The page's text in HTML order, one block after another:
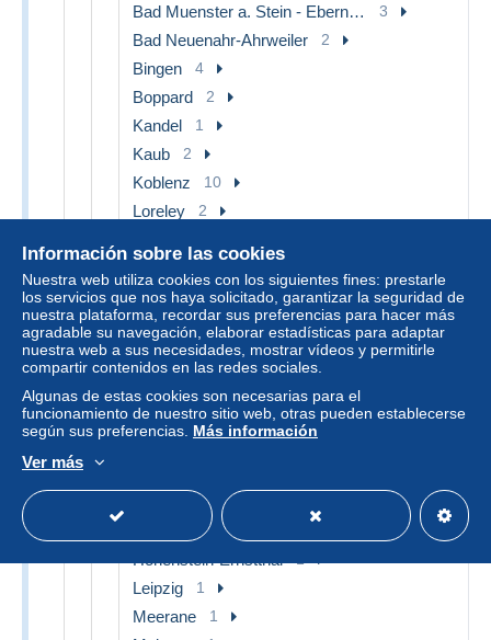
Bad Muenster a. Stein - Ebernburg 3
Bad Neuenahr-Ahrweiler 2
Bingen 4
Boppard 2
Kandel 1
Kaub 2
Koblenz 10
Loreley 2
Otros & sin clasificación 3
Sajonia 43
Altenberg 2
Bad Elster
Bad Schandau 3
Dippoldiswalde
12
Hohenstein-Ernstthal
Leipzig 1
Meerane 1
Información sobre las cookies
Nuestra web utiliza cookies con los siguientes fines: prestarle
los servicios que nos haya solicitado, garantizar la seguridad de
nuestra plataforma, recordar sus preferencias para hacer más
agradable su navegación, elaborar estadísticas para adaptar
nuestra web a sus necesidades, mostrar vídeos y permitirle
compartir contenidos en las redes sociales.
Algunas de estas cookies son necesarias para el
funcionamiento de nuestro sitio web, otras pueden establecerse
según sus preferencias. Más información
Ver más